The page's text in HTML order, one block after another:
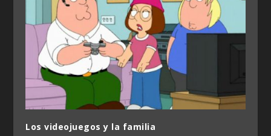
Los videojuegos y la familia